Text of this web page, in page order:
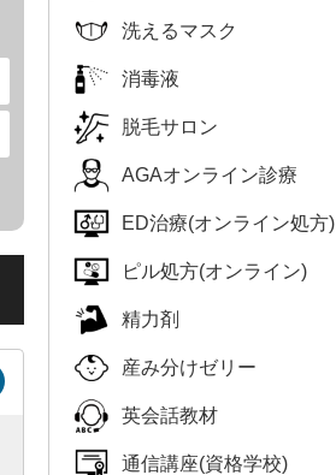
洗えるマスク
消毒液
脱毛サロン
AGAオンライン診療
ED治療(オンライン処方)
ピル処方(オンライン)
精力剤
産み分けゼリー
英会話教材
通信講座(資格学校)